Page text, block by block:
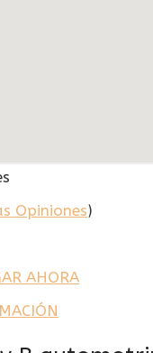
Opiniones)
AHORA